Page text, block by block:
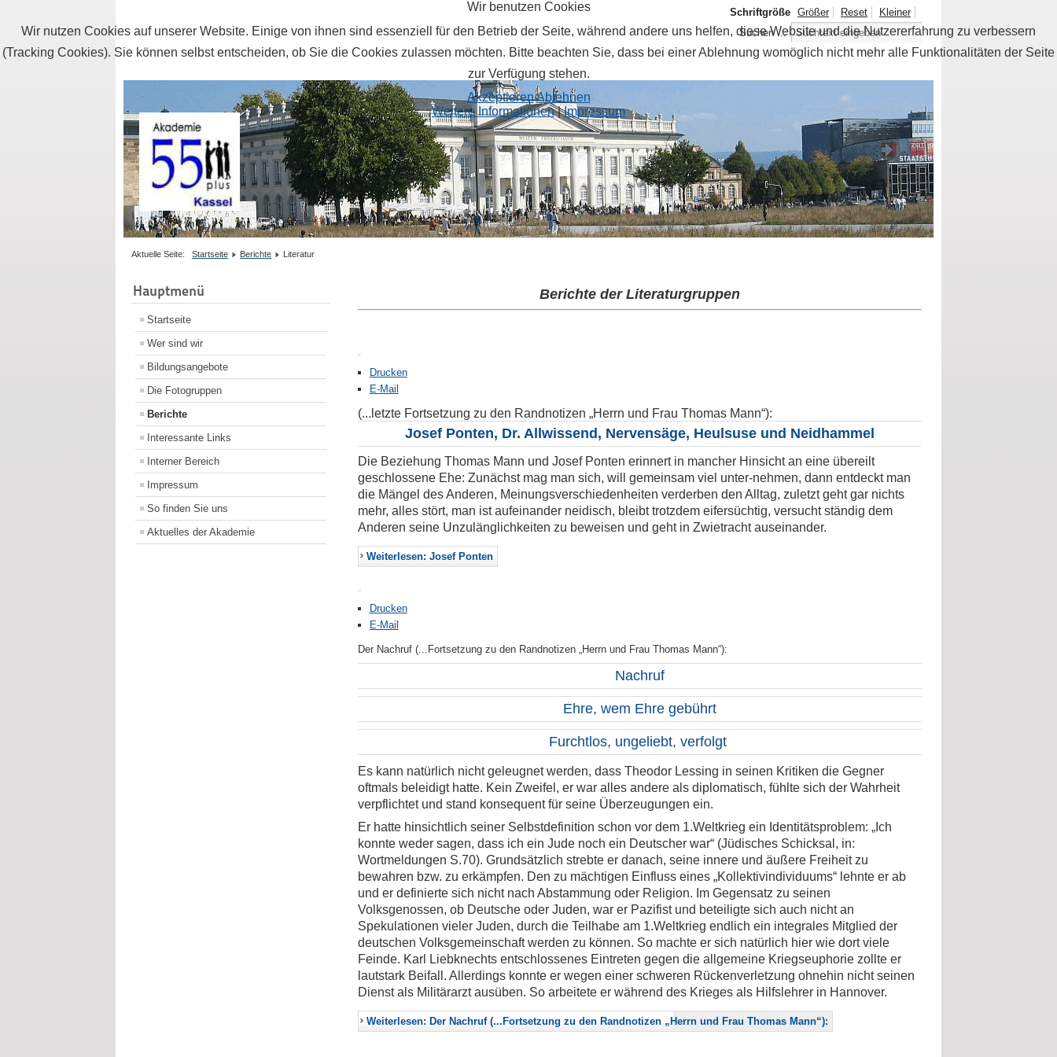
Schriftgröße Größer Reset
Kleiner
Suchen ...
Aktuelle Seite: Startseite Berichte Literatur
Hauptmenü
Startseite
Wer sind wir
Bildungsangebote
Die Fotogruppen
Berichte
Interessante Links
Interner Bereich
Impressum
So finden Sie uns
Aktuelles der Akademie
Berichte der Literaturgruppen
Drucken
E-Mail
(...letzte Fortsetzung zu den Randnotizen „Herrn und Frau Thomas Mann“):
Josef Ponten, Dr. Allwissend, Nervensäge, Heulsuse und Neidhammel
Die Beziehung Thomas Mann und Josef Ponten erinnert in mancher Hinsicht an eine übereilt
geschlossene Ehe: Zunächst mag man sich, will gemeinsam viel unter-nehmen, dann entdeckt man
die Mängel des Anderen, Meinungsverschiedenheiten verderben den Alltag, zuletzt geht gar nichts
mehr, alles stört, man ist aufeinander neidisch, bleibt trotzdem eifersüchtig, versucht ständig dem
Anderen seine Unzulänglichkeiten zu beweisen und geht in Zwietracht auseinander.
Weiterlesen: Josef Ponten
Drucken
E-Mail
Der Nachruf (...Fortsetzung zu den Randnotizen „Herrn und Frau Thomas Mann“):
Nachruf
Ehre, wem Ehre gebührt
Furchtlos, ungeliebt, verfolgt
Es kann natürlich nicht geleugnet werden, dass Theodor Lessing in seinen Kritiken die Gegner
oftmals beleidigt hatte. Kein Zweifel, er war alles andere als diplomatisch, fühlte sich der Wahrheit
verpflichtet und stand konsequent für seine Überzeugungen ein.
Er hatte hinsichtlich seiner Selbstdefinition schon vor dem 1.Weltkrieg ein Identitätsproblem: „Ich
konnte weder sagen, dass ich ein Jude noch ein Deutscher war“ (Jüdisches Schicksal, in:
Wortmeldungen S.70). Grundsätzlich strebte er danach, seine innere und äußere Freiheit zu
bewahren bzw. zu erkämpfen. Den zu mächtigen Einfluss eines „Kollektivindividuums“ lehnte er ab
und er definierte sich nicht nach Abstammung oder Religion. Im Gegensatz zu seinen
Volksgenossen, ob Deutsche oder Juden, war er Pazifist und beteiligte sich auch nicht an
Spekulationen vieler Juden, durch die Teilhabe am 1.Weltkrieg endlich ein integrales Mitglied der
deutschen Volksgemeinschaft werden zu können. So machte er sich natürlich hier wie dort viele
Feinde. Karl Liebknechts entschlossenes Eintreten gegen die allgemeine Kriegseuphorie zollte er
lautstark Beifall. Allerdings konnte er wegen einer schweren Rückenverletzung ohnehin nicht seinen
Dienst als Militärarzt ausüben. So arbeitete er während des Krieges als Hilfslehrer in Hannover.
Weiterlesen: Der Nachruf (...Fortsetzung zu den Randnotizen „Herrn und Frau Thomas Mann“):
Wir benutzen Cookies
Wir nutzen Cookies auf unserer Website. Einige von ihnen sind essenziell für den Betrieb der Seite, während andere uns helfen, diese Website und die Nutzererfahrung zu verbessern
(Tracking Cookies). Sie können selbst entscheiden, ob Sie die Cookies zulassen möchten. Bitte beachten Sie, dass bei einer Ablehnung womöglich nicht mehr alle Funktionalitäten der Seite
zur Verfügung stehen.
AkzeptierenAblehnen
Weitere Informationen|Impressum